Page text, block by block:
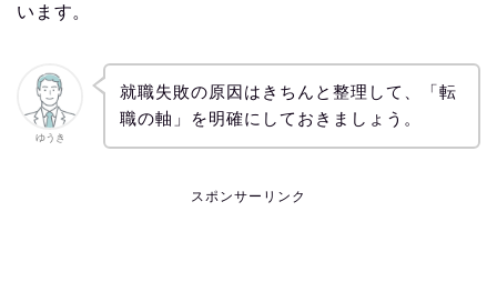
います。
ゆうき
就職失敗の原因はきちんと整理して、「転
職の軸」を明確にしておきましょう。
スポンサーリンク